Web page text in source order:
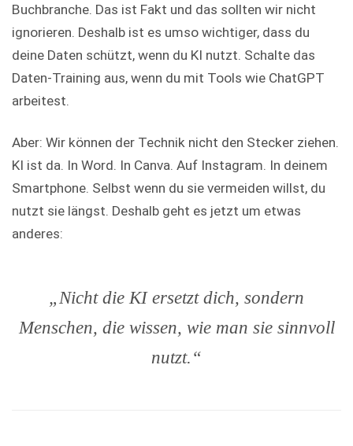
Buchbranche. Das ist Fakt und das sollten wir nicht
ignorieren. Deshalb ist es umso wichtiger, dass du
deine Daten schützt, wenn du KI nutzt. Schalte das
Daten-Training aus, wenn du mit Tools wie ChatGPT
arbeitest.
Aber: Wir können der Technik nicht den Stecker ziehen.
KI ist da. In Word. In Canva. Auf Instagram. In deinem
Smartphone. Selbst wenn du sie vermeiden willst, du
nutzt sie längst. Deshalb geht es jetzt um etwas
anderes:
„Nicht die KI ersetzt dich, sondern
Menschen, die wissen, wie man sie sinnvoll
nutzt.“